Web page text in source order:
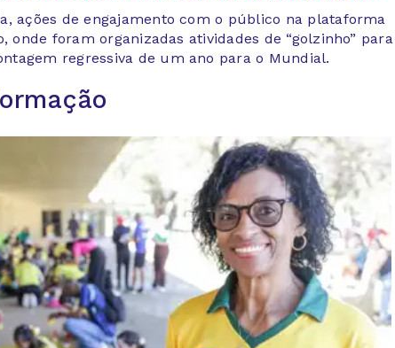
ações de engajamento com o público na plataforma
onde foram organizadas atividades de “golzinho” para
regressiva de um ano para o Mundial.